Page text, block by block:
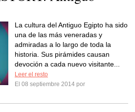
La cultura del Antiguo Egipto ha sido
una de las más veneradas y
admiradas a lo largo de toda la
historia. Sus pirámides causan
devoción a cada nuevo visitante...
Leer el resto
El 08 septiembre 2014 por